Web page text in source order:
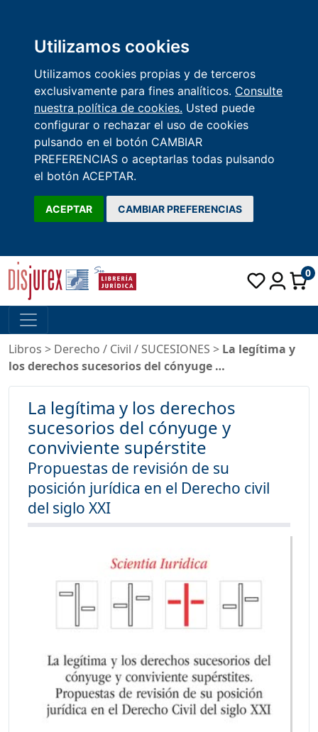
Utilizamos cookies
Utilizamos cookies propias y de terceros
exclusivamente para fines analíticos. Consulte
nuestra política de cookies. Usted puede
configurar o rechazar el uso de cookies
pulsando en el botón CAMBIAR
PREFERENCIAS o aceptarlas todas pulsando
el botón ACEPTAR.
ACEPTAR CAMBIAR PREFERENCIAS
0
Libros > Derecho / Civil /SUCESIONES > La legítima y
los derechos sucesorios del cónyuge …
La legítima y los derechos
sucesorios del cónyuge y
conviviente supérstite
Propuestas de revisión de su
posición jurídica en el Derecho civil
del siglo XXI